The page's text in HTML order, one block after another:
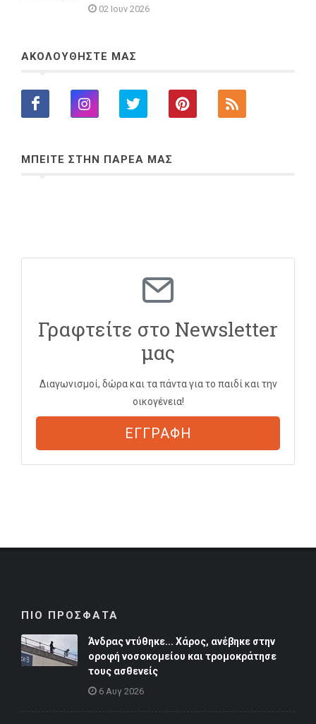
02 Ιουν 2026
ΑΚΟΛΟΥΘΗΣΤΕ ΜΑΣ
ΜΠΕΙΤΕ ΣΤΗΝ ΠΑΡΕΑ ΜΑΣ
Γραφτείτε στο Newsletter
μας
Διαγωνισμοί, δώρα και τα πάντα για το παιδί και την
οικογένεια!
ΕΓΓΡΑΦΗ
ΠΙΟ ΠΡΟΣΦΑΤΑ
Άνδρας ντύθηκε... Χάρος, ανέβηκε στην
οροφή νοσοκομείου και τρομοκράτησε
τους ασθενείς
6 Αυγ 2026